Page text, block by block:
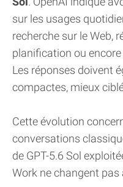
sur les usages
recherche sur le Web,
planification ou
Les réponses doivent
compactes, mieux
Cette évolution
conversations
de GPT-5.6 Sol
Work ne changent pas